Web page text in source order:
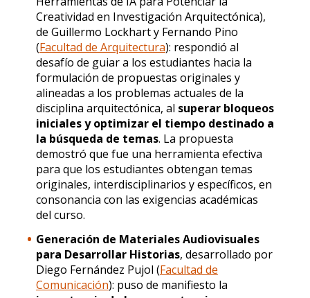
Creatividad en Investigación Arquitectónica),
de Guillermo Lockhart y Fernando Pino
(Facultad de Arquitectura): respondió al
desafío de guiar a los estudiantes hacia la
formulación de propuestas originales y
alineadas a los problemas actuales de la
disciplina arquitectónica, al superar bloqueos
iniciales y optimizar el tiempo destinado a
la búsqueda de temas. La propuesta
demostró que fue una herramienta efectiva
para que los estudiantes obtengan temas
originales, interdisciplinarios y específicos, en
consonancia con las exigencias académicas
del curso.
Generación de Materiales Audiovisuales
para Desarrollar Historias, desarrollado por
Diego Fernández Pujol (Facultad de
Comunicación): puso de manifiesto la